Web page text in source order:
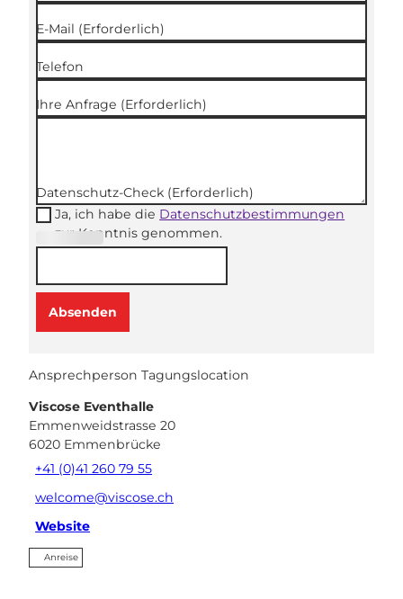
E-Mail (Erforderlich)
Telefon
Ihre Anfrage (Erforderlich)
Datenschutz-Check (Erforderlich)
Ja, ich habe die Datenschutzbestimmungen
zur Kenntnis genommen.
Absenden
Ansprechperson Tagungslocation
Viscose Eventhalle
Emmenweidstrasse 20
6020 Emmenbrücke
+41 (0)41 260 79 55
welcome@viscose.ch
Website
Anreise